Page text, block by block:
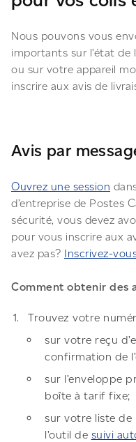
Nous pouvons vous
importants sur l’état de
ou sur votre appareil
inscrire aux avis de
Avis par
Ouvrez une session
d’entreprise de Postes
sécurité, vous devez
pour vous inscrire aux
avez pas? Inscrivez-
Comment obtenir des
Trouvez votre
sur votre reçu
confirmation de
sur l’enveloppe
boîte à tarif fixe;
sur votre liste de
l’outil de suivi